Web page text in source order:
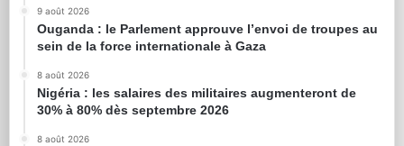
9 août 2026
Ouganda : le Parlement approuve l’envoi de troupes au
sein de la force internationale à Gaza
8 août 2026
Nigéria : les salaires des militaires augmenteront de
30% à 80% dès septembre 2026
8 août 2026